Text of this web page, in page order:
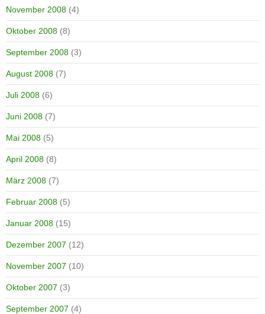
November 2008 (4)
Oktober 2008 (8)
September 2008 (3)
August 2008 (7)
Juli 2008 (6)
Juni 2008 (7)
Mai 2008 (5)
April 2008 (8)
März 2008 (7)
Februar 2008 (5)
Januar 2008 (15)
Dezember 2007 (12)
November 2007 (10)
Oktober 2007 (3)
September 2007 (4)